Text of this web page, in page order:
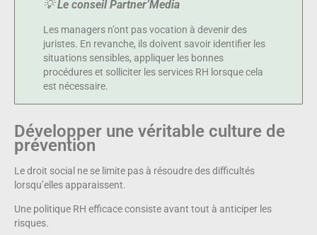
💡Le conseil Partner’Media
Les managers n’ont pas vocation à devenir des
juristes. En revanche, ils doivent savoir identifier les
situations sensibles, appliquer les bonnes
procédures et solliciter les services RH lorsque cela
est nécessaire.
Développer une véritable culture de
prévention
Le droit social ne se limite pas à résoudre des difficultés
lorsqu’elles apparaissent.
Une politique RH efficace consiste avant tout à anticiper les
risques.